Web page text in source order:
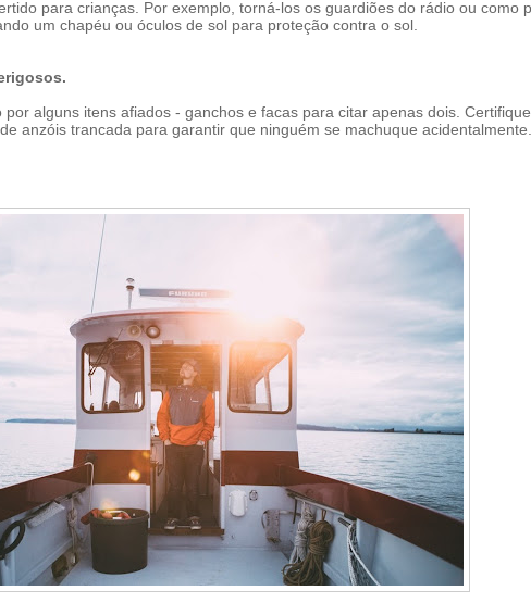
para crianças. Por exemplo, torná-los os guardiões do rádio ou como
um chapéu ou óculos de sol para proteção contra o sol.
alguns itens afiados - ganchos e facas para citar apenas dois.
anzóis trancada para garantir que ninguém se machuque acidentalmente.